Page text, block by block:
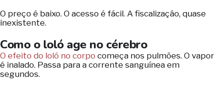
O preço é baixo. O acesso é fácil. A fiscalização, quase
inexistente.
Como o loló age no cérebro
O efeito do loló no corpo começa nos pulmões. O vapor
é inalado. Passa para a corrente sanguínea em
segundos.